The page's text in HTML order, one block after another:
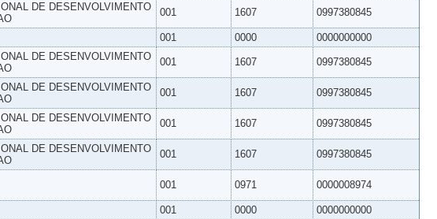
DE DESENVOLVIMENTO
001 1607 0997380845
001 0000 0000000000
DE DESENVOLVIMENTO
001 1607 0997380845
DE DESENVOLVIMENTO
001 1607 0997380845
DE DESENVOLVIMENTO
001 1607 0997380845
DE DESENVOLVIMENTO
001 1607 0997380845
001 0971 0000008974
001 0000
0000000000